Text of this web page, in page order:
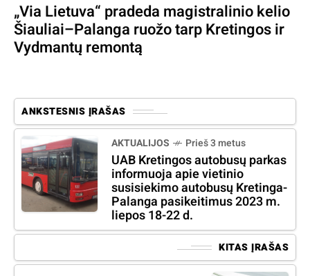
„Via Lietuva“ pradeda magistralinio kelio
Šiauliai–Palanga ruožo tarp Kretingos ir
Vydmantų remontą
ANKSTESNIS ĮRAŠAS
AKTUALIJOS Prieš 3 metus
UAB Kretingos autobusų parkas
informuoja apie vietinio
susisiekimo autobusų Kretinga-
Palanga pasikeitimus 2023 m.
liepos 18-22 d.
KITAS ĮRAŠAS